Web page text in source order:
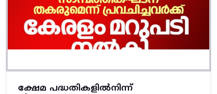
ക്ഷേമ പദ്ധതികളിൽനിന്ന്‌